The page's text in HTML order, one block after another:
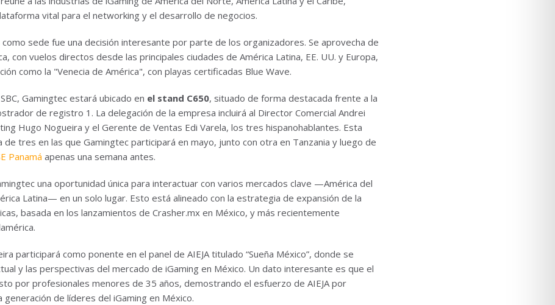
vital para el networking y el desarrollo de negocios.
como sede fue una decisión interesante por parte de los organizadores. Se aprovecha de
con vuelos directos desde las principales ciudades de América Latina, EE. UU. y Europa,
como la "Venecia de América", con playas certificadas Blue Wave.
Gamingtec estará ubicado en el stand C650, situado de forma destacada frente a la
de registro 1. La delegación de la empresa incluirá al Director Comercial Andrei
Hugo Nogueira y el Gerente de Ventas Edi Varela, los tres hispanohablantes. Esta
de tres en las que Gamingtec participará en mayo, junto con otra en Tanzania y luego de
Panamá apenas una semana antes.
una oportunidad única para interactuar con varios mercados clave —América del
Latina— en un solo lugar. Esto está alineado con la estrategia de expansión de la
basada en los lanzamientos de Crasher.mx en México, y más recientemente
participará como ponente en el panel de AIEJA titulado “Sueña México”, donde se
y las perspectivas del mercado de iGaming en México. Un dato interesante es que el
por profesionales menores de 35 años, demostrando el esfuerzo de AIEJA por
de líderes del iGaming en México.